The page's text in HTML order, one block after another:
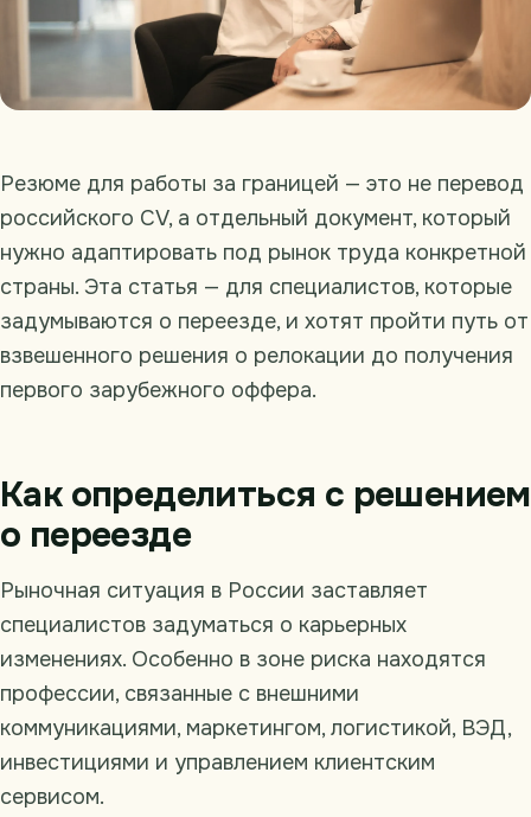
Резюме для работы за границей — это не перевод
российского CV, а отдельный документ, который
нужно адаптировать под рынок труда конкретной
страны. Эта статья — для специалистов, которые
задумываются о переезде, и хотят пройти путь от
взвешенного решения о релокации до получения
первого зарубежного оффера.
Как определиться с решением
о переезде
Рыночная ситуация в России заставляет
специалистов задуматься о карьерных
изменениях. Особенно в зоне риска находятся
профессии, связанные с внешними
коммуникациями, маркетингом, логистикой, ВЭД,
инвестициями и управлением клиентским
сервисом.